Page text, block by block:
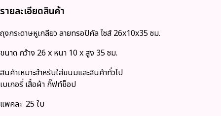
รายละเอียดสินค้า
ถุงกระดาษหูเกลียว ลายทรอปิคัล ไซส์ 26x10x35 ซม.
ขนาด กว้าง 26 x หนา 10 x สูง 35 ซม.
สินค้าเหมาะสำหรับใส่ขนมและสินค้าทั่วไป
เบเกอรี่ เสื้อผ้า กิ๊ฟท์ช็อป
แพคละ 25 ใบ